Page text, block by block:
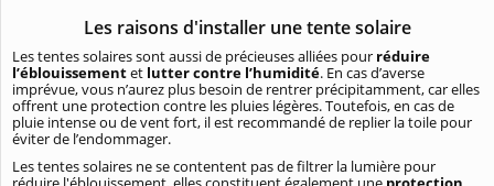
Les raisons d'installer une tente solaire
Les tentes solaires sont aussi de précieuses alliées pour réduire
l’éblouissementet lutter contre l’humidité. En cas d’averse
imprévue, vous n’aurez plus besoin de rentrer précipitamment, car elles
offrent une protection contre les pluies légères. Toutefois, en cas de
pluie intense ou de vent fort, il est recommandé de replier la toile pour
éviter de l’endommager.
Les tentes solaires ne se contentent pas de filtrer la lumière pour